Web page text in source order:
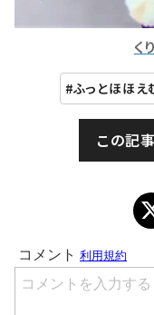
く
ふっとほほえ
この記